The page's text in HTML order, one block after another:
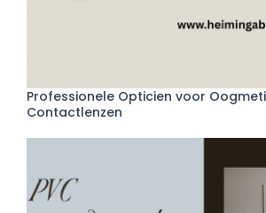
Professionele Opticien voor
Contactlenzen